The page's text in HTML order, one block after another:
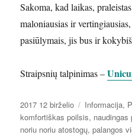
Sakoma, kad laikas,
maloniausias ir
pasiūlymais, jis bus ir
Straipsnių talpinimas –
Paskelbta
2017 12 birželio Kategorijos
Informacija,
komfortiškas poilsis,
noriu noriu atostogų,palangos